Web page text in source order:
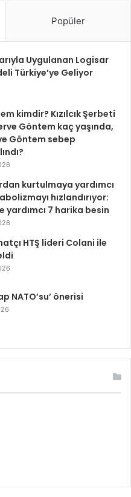
Popüler
Uygulanan Logisar
Türkiye’ye Geliyor
kimdir? Kızılcık Şerbeti
Göntem kaç yaşında,
Göntem sebep
kurtulmaya yardımcı
hızlandırıyor:
yardımcı 7 harika besin
HTŞ lideri Colani ile
NATO’su’ önerisi